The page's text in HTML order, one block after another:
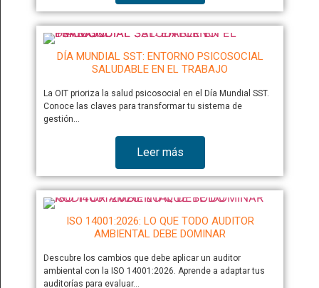
DÍA MUNDIAL SST: ENTORNO PSICOSOCIAL
SALUDABLE EN EL TRABAJO
La OIT prioriza la salud psicosocial en el Día Mundial SST.
Conoce las claves para transformar tu sistema de
gestión…
Leer más
ISO 14001:2026: LO QUE TODO AUDITOR
AMBIENTAL DEBE DOMINAR
Descubre los cambios que debe aplicar un auditor
ambiental con la ISO 14001:2026. Aprende a adaptar tus
auditorías para evaluar…